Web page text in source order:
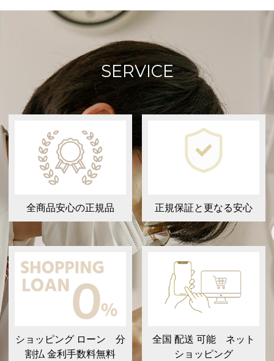
SERVICE
全商品安心の正規品 正規保証と更なる安心
ショッピング ローン 分
割払 金利手数料無料
全国 配送 可能 ネット
ショッピング